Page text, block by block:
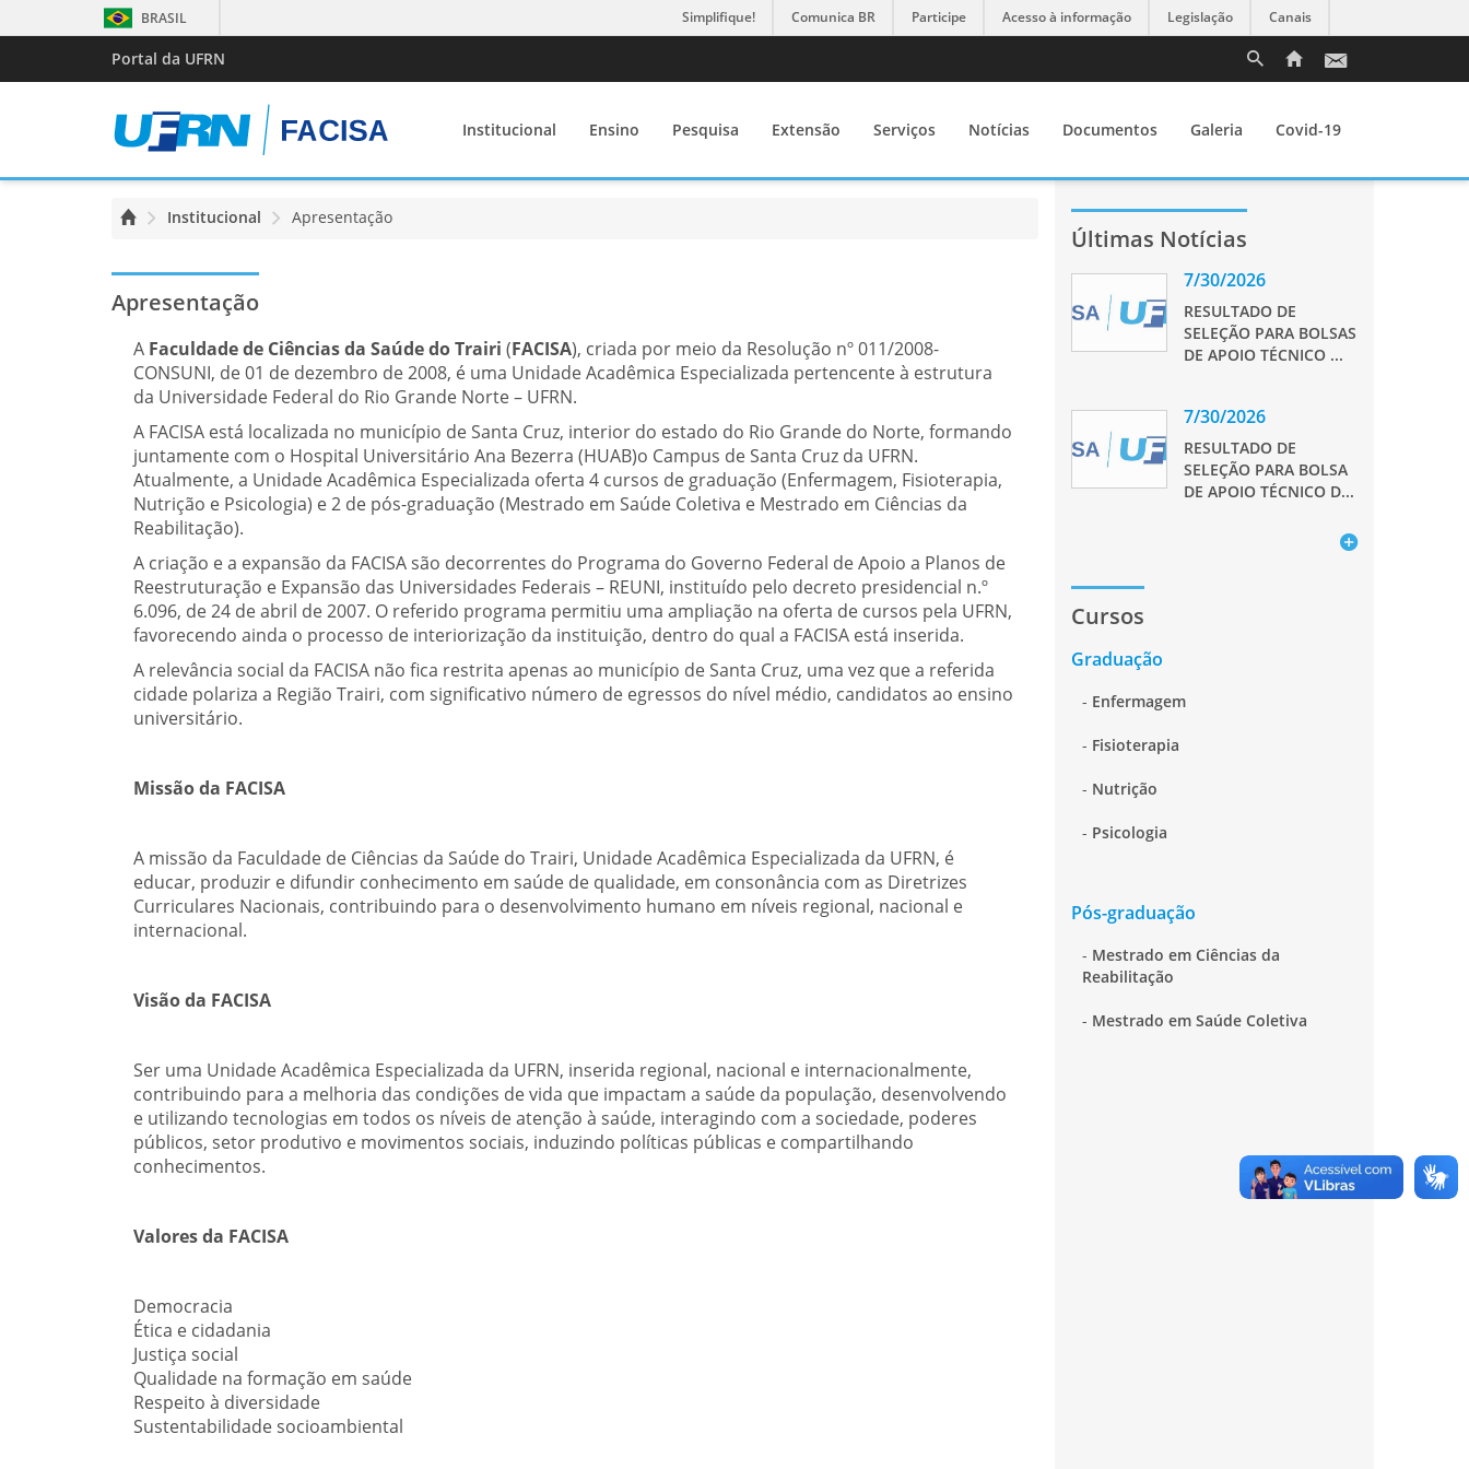
BRASIL Simplifique! Comunica BR Participe Acesso à informação Legislação Canais
Portal da UFRN
Institucional Ensino Pesquisa Extensão Serviços Notícias Documentos Galeria Covid-19
Institucional Apresentação
Apresentação
A Faculdade de Ciências da Saúde do Trairi (FACISA), criada por meio da Resolução nº 011/2008-
CONSUNI, de 01 de dezembro de 2008, é uma Unidade Acadêmica Especializada pertencente à estrutura
da Universidade Federal do Rio Grande Norte – UFRN.
A FACISA está localizada no município de Santa Cruz, interior do estado do Rio Grande do Norte, formando
juntamente com o Hospital Universitário Ana Bezerra (HUAB)o Campus de Santa Cruz da UFRN.
Atualmente, a Unidade Acadêmica Especializada oferta 4 cursos de graduação (Enfermagem, Fisioterapia,
Nutrição e Psicologia) e 2 de pós-graduação (Mestrado em Saúde Coletiva e Mestrado em Ciências da
Reabilitação).
A criação e a expansão da FACISA são decorrentes do Programa do Governo Federal de Apoio a Planos de
Reestruturação e Expansão das Universidades Federais – REUNI, instituído pelo decreto presidencial n.º
6.096, de 24 de abril de 2007. O referido programa permitiu uma ampliação na oferta de cursos pela UFRN,
favorecendo ainda o processo de interiorização da instituição, dentro do qual a FACISA está inserida.
A relevância social da FACISA não fica restrita apenas ao município de Santa Cruz, uma vez que a referida
cidade polariza a Região Trairi, com significativo número de egressos do nível médio, candidatos ao ensino
universitário.
Missão da FACISA
A missão da Faculdade de Ciências da Saúde do Trairi, Unidade Acadêmica Especializada da UFRN, é
educar, produzir e difundir conhecimento em saúde de qualidade, em consonância com as Diretrizes
Curriculares Nacionais, contribuindo para o desenvolvimento humano em níveis regional, nacional e
internacional.
Visão da FACISA
Ser uma Unidade Acadêmica Especializada da UFRN, inserida regional, nacional e internacionalmente,
contribuindo para a melhoria das condições de vida que impactam a saúde da população, desenvolvendo
e utilizando tecnologias em todos os níveis de atenção à saúde, interagindo com a sociedade, poderes
públicos, setor produtivo e movimentos sociais, induzindo políticas públicas e compartilhando
conhecimentos.
Valores da FACISA
Democracia
Ética e cidadania
Justiça social
Qualidade na formação em saúde
Respeito à diversidade
Sustentabilidade socioambiental
Últimas Notícias
7/30/2026
RESULTADO DE
SELEÇÃO PARA BOLSAS
DE APOIO TÉCNICO ...
7/30/2026
RESULTADO DE
SELEÇÃO PARA BOLSA
DE APOIO TÉCNICO D...
Cursos
Graduação
Enfermagem
Fisioterapia
Nutrição
Psicologia
Pós-graduação
Mestrado em Ciências da
Reabilitação
Mestrado em Saúde Coletiva